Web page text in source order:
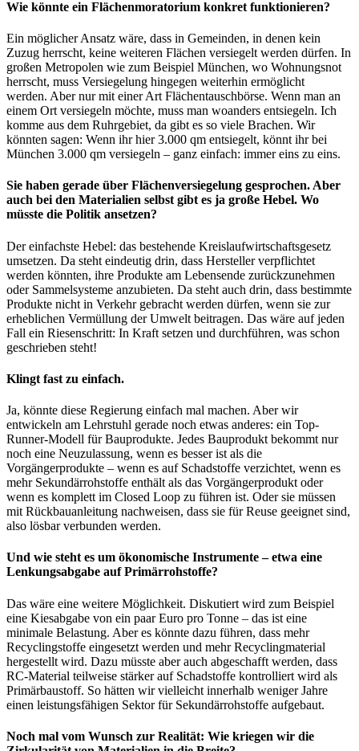
Wie könnte ein Flächenmoratorium konkret funktionieren?
Ein möglicher Ansatz wäre, dass in Gemeinden, in denen kein
Zuzug herrscht, keine weiteren Flächen versiegelt werden dürfen. In
großen Metropolen wie zum Beispiel München, wo Wohnungsnot
herrscht, muss Versiegelung hingegen weiterhin ermöglicht
werden. Aber nur mit einer Art Flächentauschbörse. Wenn man an
einem Ort versiegeln möchte, muss man woanders entsiegeln. Ich
komme aus dem Ruhrgebiet, da gibt es so viele Brachen. Wir
könnten sagen: Wenn ihr hier 3.000 qm entsiegelt, könnt ihr bei
München 3.000 qm versiegeln – ganz einfach: immer eins zu eins.
Sie haben gerade über Flächenversiegelung gesprochen. Aber
auch bei den Materialien selbst gibt es ja große Hebel. Wo
müsste die Politik ansetzen?
Der einfachste Hebel: das bestehende Kreislaufwirtschaftsgesetz
umsetzen. Da steht eindeutig drin, dass Hersteller verpflichtet
werden könnten, ihre Produkte am Lebensende zurückzunehmen
oder Sammelsysteme anzubieten. Da steht auch drin, dass bestimmte
Produkte nicht in Verkehr gebracht werden dürfen, wenn sie zur
erheblichen Vermüllung der Umwelt beitragen. Das wäre auf jeden
Fall ein Riesenschritt: In Kraft setzen und durchführen, was schon
geschrieben steht!
Klingt fast zu einfach.
Ja, könnte diese Regierung einfach mal machen. Aber wir
entwickeln am Lehrstuhl gerade noch etwas anderes: ein Top-
Runner-Modell für Bauprodukte. Jedes Bauprodukt bekommt nur
noch eine Neuzulassung, wenn es besser ist als die
Vorgängerprodukte – wenn es auf Schadstoffe verzichtet, wenn es
mehr Sekundärrohstoffe enthält als das Vorgängerprodukt oder
wenn es komplett im Closed Loop zu führen ist. Oder sie müssen
mit Rückbauanleitung nachweisen, dass sie für Reuse geeignet sind,
also lösbar verbunden werden.
Und wie steht es um ökonomische Instrumente – etwa eine
Lenkungsabgabe auf Primärrohstoffe?
Das wäre eine weitere Möglichkeit. Diskutiert wird zum Beispiel
eine Kiesabgabe von ein paar Euro pro Tonne – das ist eine
minimale Belastung. Aber es könnte dazu führen, dass mehr
Recyclingstoffe eingesetzt werden und mehr Recyclingmaterial
hergestellt wird. Dazu müsste aber auch abgeschafft werden, dass
RC-Material teilweise stärker auf Schadstoffe kontrolliert wird als
Primärbaustoff. So hätten wir vielleicht innerhalb weniger Jahre
einen leistungsfähigen Sektor für Sekundärrohstoffe aufgebaut.
Noch mal vom Wunsch zur Realität: Wie kriegen wir die